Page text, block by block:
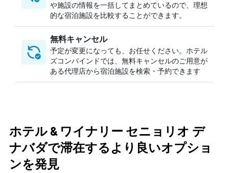
や施設の情報を一括してまとめているので、理想
的な宿泊施設を比較することができます。
無料キャンセル
予定が変更になっても、お任せください。ホテル
ズコンバインドでは、無料キャンセルのご用意が
ある代理店から宿泊施設を検索・予約できます
ホテル & ワイナリー セニョリオ デ
ナバダで滞在するより良いオプショ
ンを発見